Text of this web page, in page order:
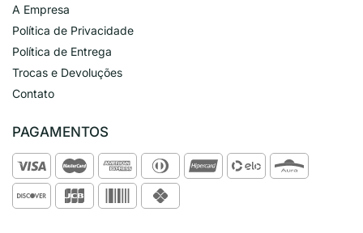
A Empresa
Política de Privacidade
Política de Entrega
Trocas e Devoluções
Contato
PAGAMENTOS